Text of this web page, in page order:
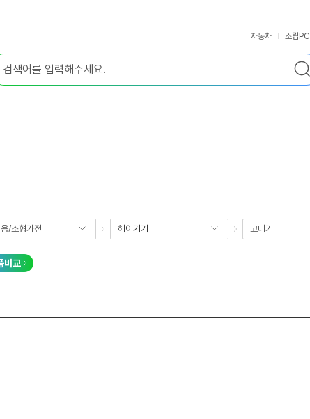
검
색
자동차 조립PC
/소형가전 헤어기기 고데기
비교